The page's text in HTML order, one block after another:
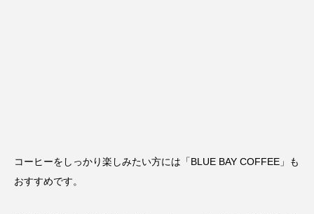
コーヒーをしっかり楽しみたい方には「BLUE BAY COFFEE 」も
おすすめです。